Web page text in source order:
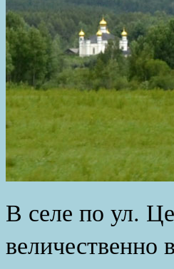
В селе по ул.
величественно